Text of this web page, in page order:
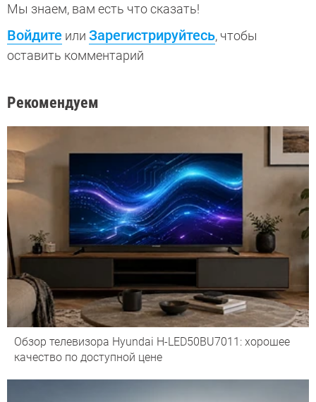
Мы знаем, вам есть что сказать!
Войдите или Зарегистрируйтесь, чтобы
оставить комментарий
Рекомендуем
Обзор телевизора Hyundai H-LED50BU7011: хорошее
качество по доступной цене